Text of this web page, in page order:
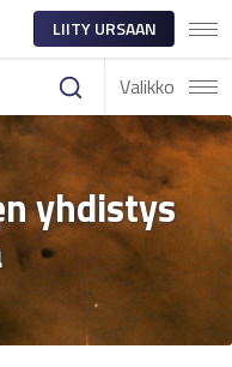
LIITY URSAAN
Valikko
yhdistys